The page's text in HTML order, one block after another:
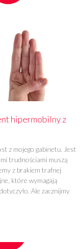
hipermobilny z
z mojego gabinetu. Jest
trudnościami muszą
z brakiem trafnej
które wymagają
Ale zacznijmy